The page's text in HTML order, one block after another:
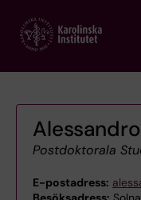
main
Postdoktorala
E-postadress: